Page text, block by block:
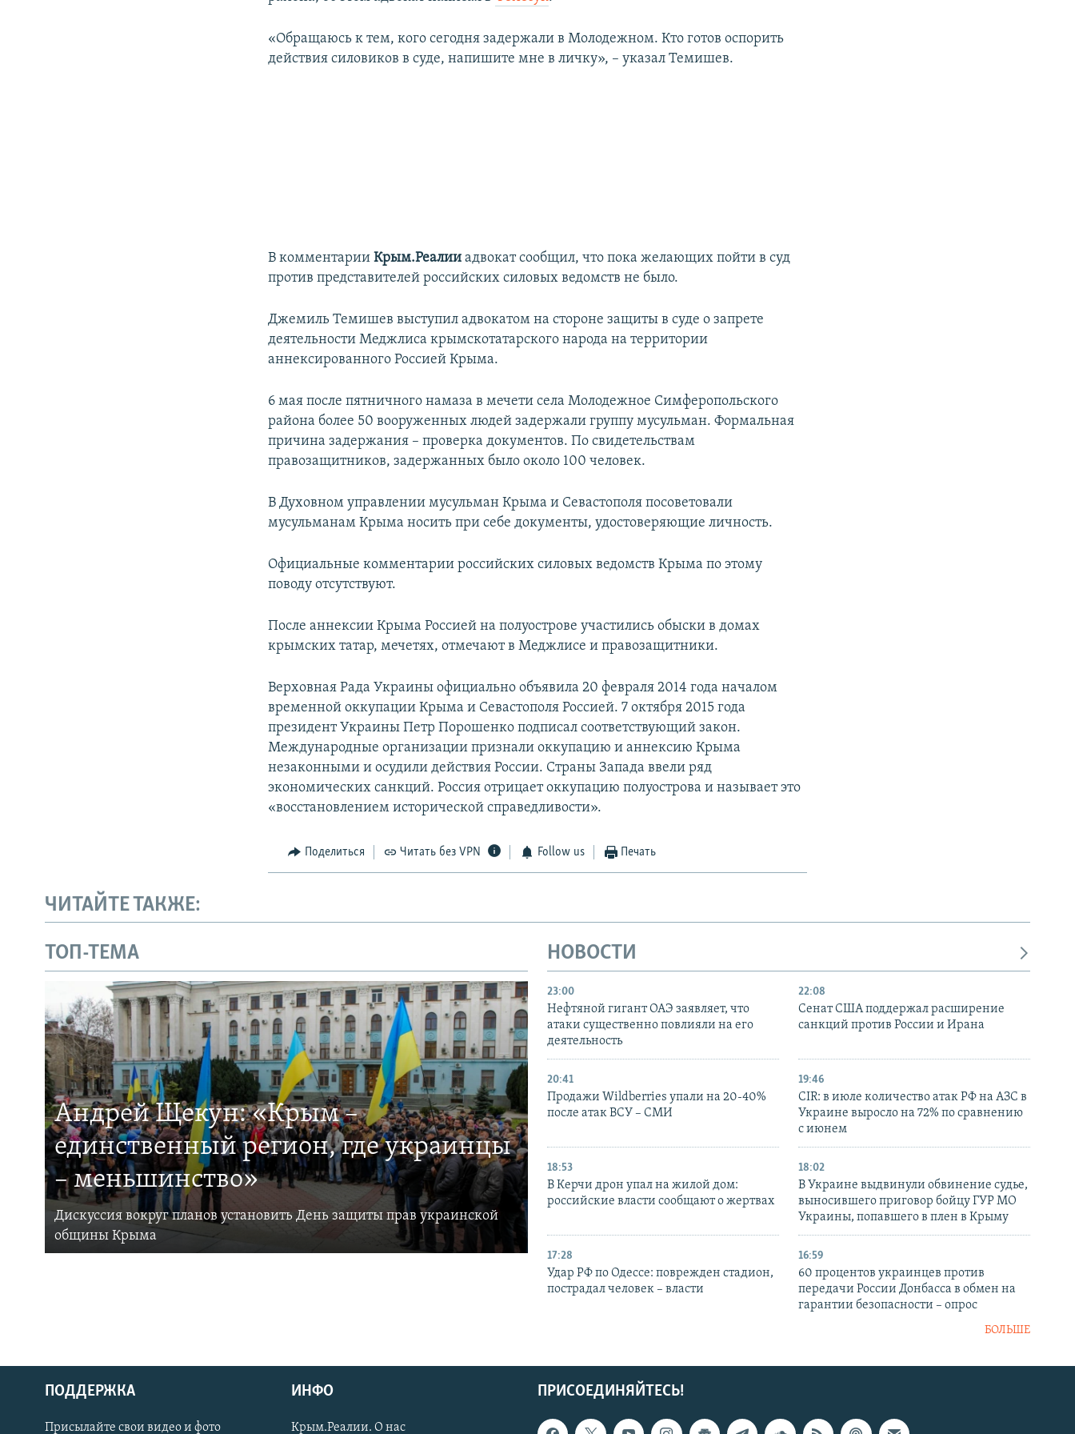
Українською
«Обращаюсь к тем, кого сегодня задержали в Молодежном. Кто готов оспорить
действия силовиков в суде, напишите мне в личку», – указал Темишев.
В комментарииКрым.Реалии адвокат сообщил, что пока желающих пойти в суд
против представителей российских силовых ведомств не было.
Джемиль Темишев выступил адвокатом на стороне защиты в суде о запрете
деятельности Меджлиса крымскотатарского народа на территории
аннексированного Россией Крыма.
6 мая после пятничного намаза в мечети села Молодежное Симферопольского
района более 50 вооруженных людей задержали группу мусульман. Формальная
причина задержания – проверка документов. По свидетельствам
правозащитников, задержанных было около 100 человек.
В Духовном управлении мусульман Крыма и Севастополя посоветовали
мусульманам Крыма носить при себе документы, удостоверяющие личность.
Официальные комментарии российских силовых ведомств Крыма по этому
поводу отсутствуют.
После аннексии Крыма Россией на полуострове участились обыски в домах
крымских татар, мечетях, отмечают в Меджлисе и правозащитники.
Верховная Рада Украины официально объявила 20 февраля 2014 года началом
временной оккупации Крыма и Севастополя Россией. 7 октября 2015 года
президент Украины Петр Порошенко подписал соответствующий закон.
Международные организации признали оккупацию и аннексию Крыма
незаконными и осудили действия России. Страны Запада ввели ряд
экономических санкций. Россия отрицает оккупацию полуострова и называет это
«восстановлением исторической справедливости».
Поделиться Читать без VPN Follow us Печать
ЧИТАЙТЕ ТАКЖЕ:
ТОП-ТЕМА
Андрей Щекун: «Крым –
единственный регион, где украинцы
– меньшинство»
Дискуссия вокруг планов установить День защиты прав украинской
общины Крыма
НОВОСТИ
23:00
Нефтяной гигант ОАЭ заявляет, что
атаки существенно повлияли на его
деятельность
22:08
Сенат США поддержал расширение
санкций против России и Ирана
20:41
Продажи Wildberries упали на 20-40%
после атак ВСУ – СМИ
19:46
CIR: в июле количество атак РФ на АЗС в
Украине выросло на 72% по сравнению
с июнем
18:53
В Керчи дрон упал на жилой дом:
российские власти сообщают о жертвах
18:02
В Украине выдвинули обвинение судье,
выносившего приговор бойцу ГУР МО
Украины, попавшего в плен в Крыму
17:28
Удар РФ по Одессе: поврежден стадион,
пострадал человек – власти
16:59
60 процентов украинцев против
передачи России Донбасса в обмен на
гарантии безопасности – опрос
БОЛЬШЕ
ПРИСОЕДИНЯЙТЕСЬ!
ПОДДЕРЖКА
Присылайте свои видео и фото
ИНФО
Крым.Реалии. О нас